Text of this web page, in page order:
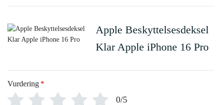
Apple Beskyttelsesdeksel
Klar Apple iPhone 16 Pro
Vurdering *
0/5